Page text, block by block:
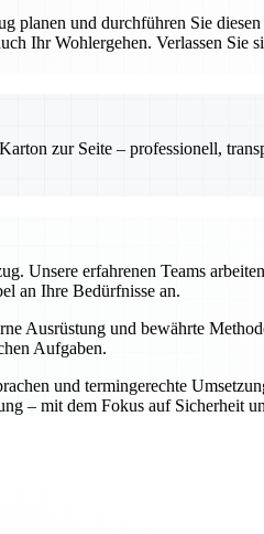
und durchführen Sie diesen
Ihr Wohlergehen. Verlassen Sie
zur Seite – professionell,
Unsere erfahrenen Teams
an Ihre Bedürfnisse an.
Ausrüstung und bewährte
Aufgaben.
und termingerechte
– mit dem Fokus auf Sicherheit